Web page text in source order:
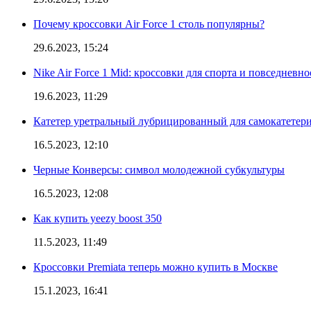
Почему кроссовки Air Force 1 столь популярны?
29.6.2023, 15:24
Nike Air Force 1 Mid: кроссовки для спорта и
19.6.2023, 11:29
Катетер уретральный лубрицированный для
16.5.2023, 12:10
Черные Конверсы: символ молодежной субкультуры
16.5.2023, 12:08
Как купить yeezy boost 350
11.5.2023, 11:49
Кроссовки Premiata теперь можно купить в Москве
15.1.2023, 16:41